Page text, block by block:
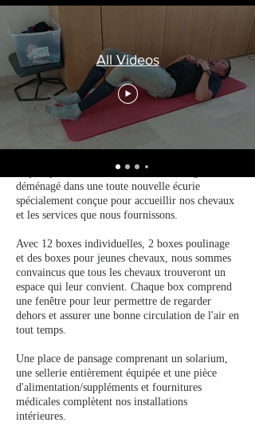
All Videos
Depuis janvier 2020, Horsenhof Dressage a
déménagé dans une toute nouvelle écurie
spécialement conçue pour accueillir nos chevaux
et les services que nous fournissons.
Avec 12 boxes individuelles, 2 boxes poulinage
et des boxes pour jeunes chevaux, nous sommes
convaincus que tous les chevaux trouveront un
espace qui leur convient. Chaque box comprend
une fenêtre pour leur permettre de regarder
dehors et assurer une bonne circulation de l'air en
tout temps.
Une place de pansage comprenant un solarium,
une sellerie entièrement équipée et une pièce
d'alimentation/suppléments et fournitures
médicales complètent nos installations
intérieures.